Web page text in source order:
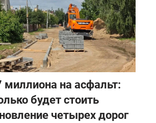
миллиона на асфальт:
будет стоить
четырех дорог